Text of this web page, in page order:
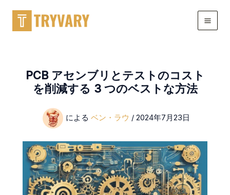
PCB アセンブリとテストのコスト
を削減する 3 つのベストな方法
による ベン・ラウ / 2024年7月23日